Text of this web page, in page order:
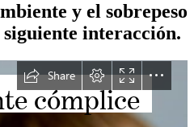
y el sobrepeso
interacción.